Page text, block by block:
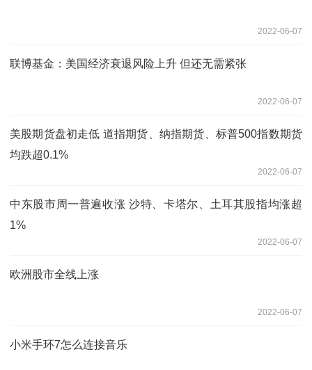
2022-06-07
联博基金：美国经济衰退风险上升 但还无需紧张
2022-06-07
美股期货盘初走低 道指期货、纳指期货、标普500指数期货
均跌超0.1%
2022-06-07
中东股市周一普遍收涨 沙特、卡塔尔、土耳其股指均涨超
1%
2022-06-07
欧洲股市全线上涨
2022-06-07
小米手环7怎么连接音乐